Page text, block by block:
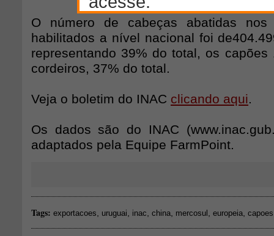
O número de cabeças abatidas nos
habilitados a nível nacional foi
representando 39% do total, os
cordeiros, 37% do total.
Veja o boletim do INAC clicando aqui.
Os dados são do INAC
adaptados pela Equipe FarmPoint.
Tags: exportacoes uruguai inac china mercosul europeia capoes